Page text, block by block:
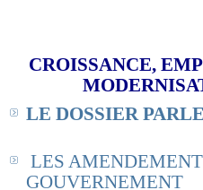
CROISSANCE,
LE DOSSIER
LES
GOUVERNEMENT